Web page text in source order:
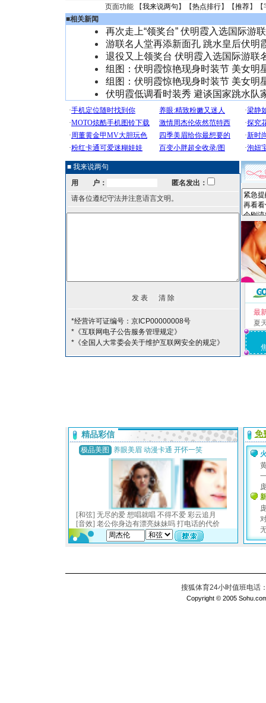
页面功能 【我来说两句 】【热点排行】【推荐】【
■相关新闻
再次走上“领奖台” 伏明霞入选国际游
游联名人堂再添新面孔 跳水皇后伏明
退役又上领奖台 伏明霞入选国际游联
组图：伏明霞惊艳现身时装节 美女明
组图：伏明霞惊艳现身时装节 美女明
伏明霞低调看时装秀 避谈国家跳水队
■ 我来说两句
用 户：
匿名发出：
请各位遵纪守法并注意语言文明。
*经营许可证编号：京ICP00000008号
*《互联网电子公告服务管理规定》
*《全国人大常委会关于维护互联网安全的规定》
最
夏
搜狐体育24小时值班电话
Copyright © 2005